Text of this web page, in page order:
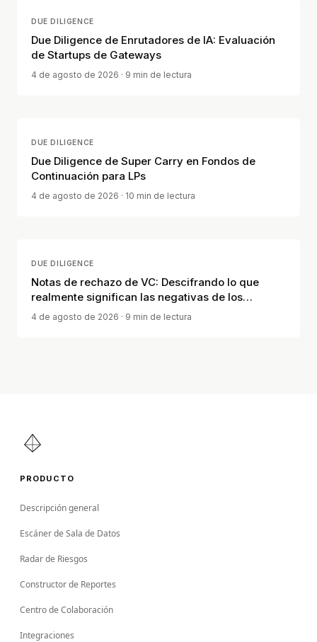
DUE DILIGENCE
Due Diligence de Enrutadores de IA: Evaluación
de Startups de Gateways
4 de agosto de 2026 · 9 min de lectura
DUE DILIGENCE
Due Diligence de Super Carry en Fondos de
Continuación para LPs
4 de agosto de 2026 · 10 min de lectura
DUE DILIGENCE
Notas de rechazo de VC: Descifrando lo que
realmente significan las negativas de los
inversores
4 de agosto de 2026 · 9 min de lectura
PRODUCTO
Descripción general
Escáner de Sala de Datos
Radar de Riesgos
Constructor de Reportes
Centro de Colaboración
Integraciones